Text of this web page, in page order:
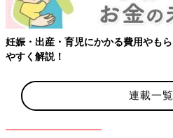
妊娠・出産・育児にかかる費用やも
やすく解説！
連載一